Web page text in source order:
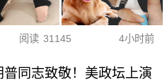
阅读 31145 4小时前
普同志致敬！美政坛上演